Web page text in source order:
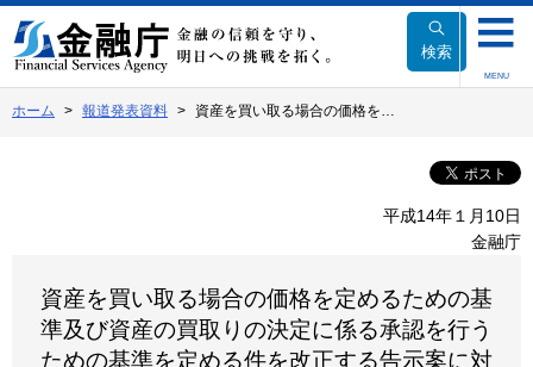
文
へ
動
検索
MENU
ホーム 報道発表資料 資産を買い取る場合の価格を…
平成14年１月10日
金融庁
資産を買い取る場合の価格を定めるための基
準及び資産の買取りの決定に係る承認を行う
ための基準を定める件を改正する告示案に対